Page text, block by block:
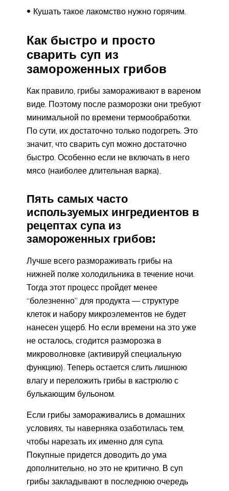
Кушать такое лакомство нужно горячим.
Как быстро и просто
сварить суп из
замороженных грибов
Как правило, грибы замораживают в вареном
виде. Поэтому после разморозки они требуют
минимальной по времени термообработки.
По сути, их достаточно только подогреть. Это
значит, что сварить суп можно достаточно
быстро. Особенно если не включать в него
мясо (наиболее длительная варка).
Пять самых часто
используемых ингредиентов в
рецептах супа из
замороженных грибов:
Лучше всего размораживать грибы на
нижней полке холодильника в течение ночи.
Тогда этот процесс пройдет менее
“болезненно” для продукта — структуре
клеток и набору микроэлементов не будет
нанесен ущерб. Но если времени на это уже
не осталось, сгодится разморозка в
микроволновке (активируй специальную
функцию). Теперь остается слить лишнюю
влагу и переложить грибы в кастрюлю с
булькающим бульоном.
Если грибы замораживались в домашних
условиях, ты наверняка озаботилась тем,
чтобы нарезать их именно для супа.
Покупные придется доводить до ума
дополнительно, но это не критично. В суп
грибы закладывают в последнюю очередь